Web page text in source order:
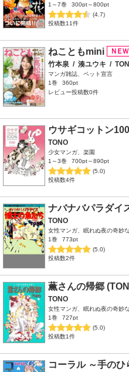
1～7巻
300pt～800pt
(4.7)
投稿数11件
ねこともmini
竹本泉 / 湊ユウキ /
マンガ雑誌、ペット宣言
1巻
360pt
レビュー投稿数0件
ウサギコットン
TONO
少女マンガ、楽園
1～3巻
700pt～890pt
(5.0)
投稿数4件
ナバナバパラダイ
TONO
女性マンガ、眠れぬ夜の奇妙
1巻
773pt
(5.0)
投稿数2件
薫さんの帰郷
TONO
女性マンガ、眠れぬ夜の奇妙
1巻
727pt
(5.0)
投稿数1件
コーラル ～手のひ